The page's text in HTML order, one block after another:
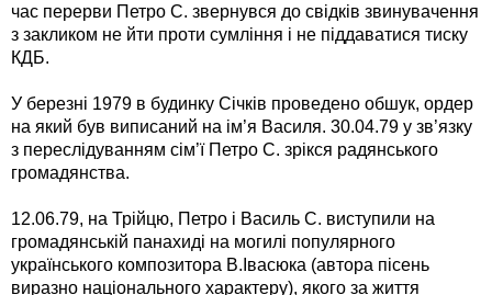
час перерви Петро С. звернувся до свідків звинувачення
з закликом не йти проти сумління і не піддаватися тиску
КДБ.
У березні 1979 в будинку Січків проведено обшук, ордер
на який був виписаний на ім’я Василя. 30.04.79 у зв’язку
з переслідуванням сім’ї Петро С. зрікся радянського
громадянства.
12.06.79, на Трійцю, Петро і Василь С. виступили на
громадянській панахиді на могилі популярного
українського композитора В.Івасюка (автора пісень
виразно національного характеру), якого за життя